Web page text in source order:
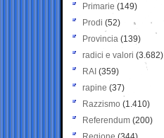
Primarie (149)
Prodi (52)
Provincia (139)
radici e valori (3.682)
RAI (359)
rapine (37)
Razzismo (1.410)
Referendum (200)